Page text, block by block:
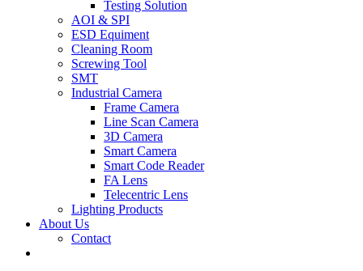
Testing Solution
AOI & SPI
ESD Equiment
Cleaning Room
Screwing Tool
SMT
Industrial Camera
Frame Camera
Line Scan Camera
3D Camera
Smart Camera
Smart Code Reader
FA Lens
Telecentric Lens
Lighting Products
About Us
Contact